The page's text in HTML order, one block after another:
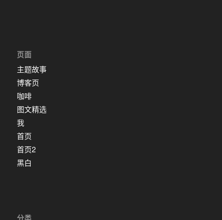
页面
主题故事
博客页
咖啡
图文精选
我
首页
首页2
黑白
分类